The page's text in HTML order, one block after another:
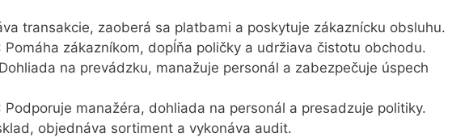
transakcie, zaoberá sa platbami a poskytuje zákaznícku obsluhu.
Pomáha zákazníkom, dopĺňa poličky a udržiava čistotu obchodu.
na prevádzku, manažuje personál a zabezpečuje úspech
Podporuje manažéra, dohliada na personál a presadzuje politiky.
objednáva sortiment a vykonáva audit.